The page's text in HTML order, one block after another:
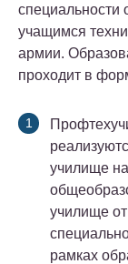
специальности
учащимся
армии.
проходит в
училище
училище
рамках